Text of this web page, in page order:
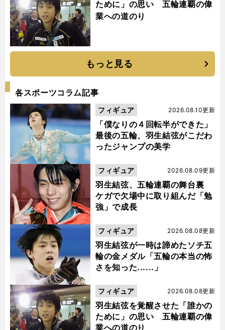
ために」の思い 五輪連覇の偉
業への道のり
もっと見る
各スポーツコラム記事
「僕なりの４回転半ができた」
最後の五輪、羽生結弦がこだわ
ったジャンプの美学
2026.08.10更新
フィギュア
羽生結弦、五輪連覇の舞台裏
ケガで欠場中に取り組んだ「勉
強」で成長
2026.08.09更新
フィギュア
羽生結弦が一時は諦めたソチ五
輪の金メダル「五輪の本当の怖
さを知った......」
2026.08.08更新
フィギュア
羽生結弦を覚醒させた「誰かの
ために」の思い 五輪連覇の偉
業への道のり
2026.08.08更新
フィギュア